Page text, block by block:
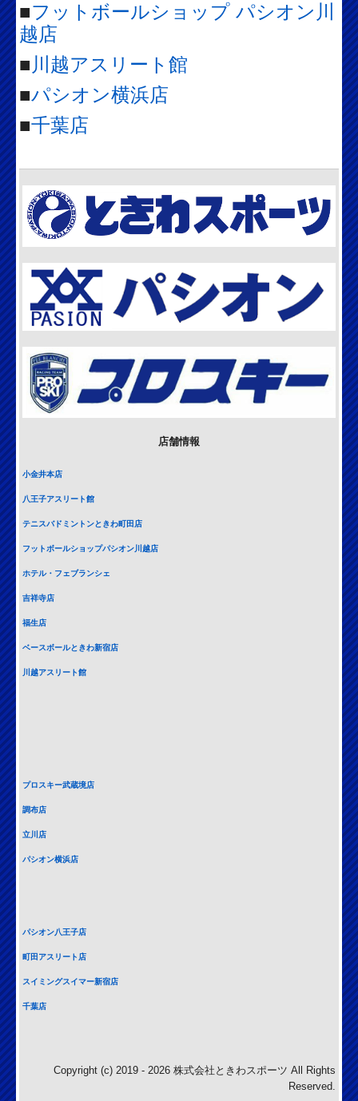
■フットボールショップ パシオン川
越店
■ 川越アスリート館
■パシオン横浜店
■千葉店
店舗情報
小金井本店
八王子アスリート館
テニスバドミントンときわ町田店
フットボールショップパシオン川越店
ホテル・フェブランシェ
吉祥寺店
福生店
ベースボールときわ新宿店
川越アスリート館
プロスキー武蔵境店
調布店
立川店
パシオン横浜店
パシオン八王子店
町田アスリート店
スイミングスイマー新宿店
千葉店
Copyright (c) 2019 - 2026 株式会社ときわスポーツ All Rights
Reserved.